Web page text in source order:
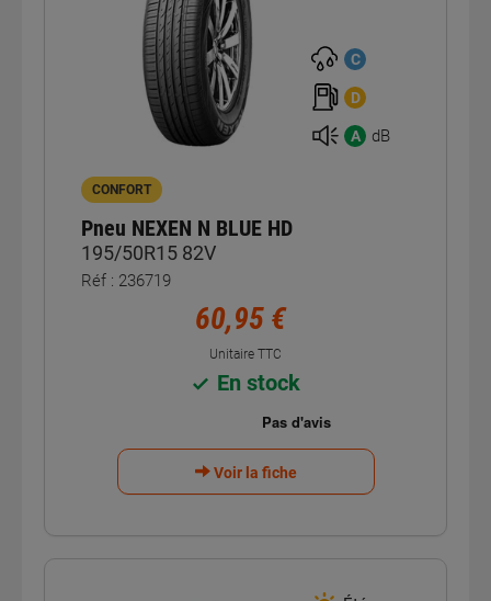
C
D
A dB
CONFORT
Pneu NEXEN N BLUE HD
195/50R15 82V
Réf : 236719
60,95 €
Unitaire TTC
En stock
Voir la fiche